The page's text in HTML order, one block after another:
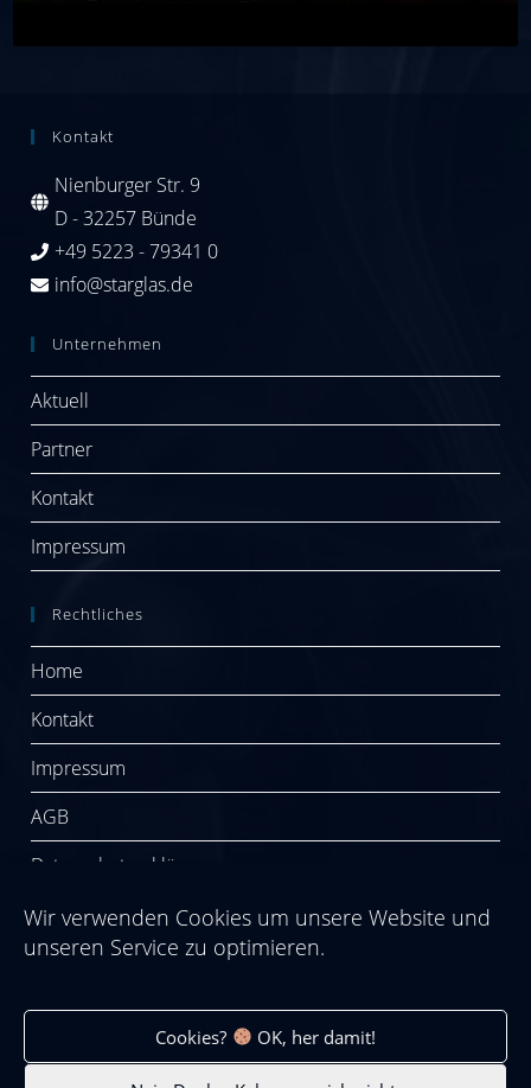
Wir verwenden Cookies um unsere Website und
unseren Service zu optimieren.
Cookies? OK, her damit!
Kontakt
Nienburger Str. 9
D - 32257 Bünde
+49 5223 - 79341 0
info@starglas.de
Unternehmen
Aktuell
Partner
Kontakt
Impressum
Rechtliches
Home
Kontakt
Impressum
AGB
Datenschutzerklärung
Cookie-Richtlinie (EU)